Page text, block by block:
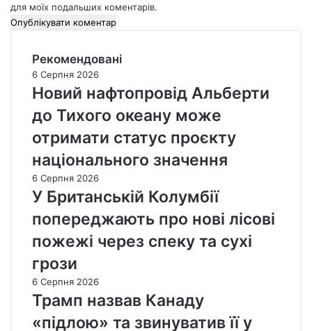
для моїх подальших коментарів.
Рекомендовані
6 Серпня 2026
Новий нафтопровід Альберти
до Тихого океану може
отримати статус проєкту
національного значення
6 Серпня 2026
У Британській Колумбії
попереджають про нові лісові
пожежі через спеку та сухі
грози
6 Серпня 2026
Трамп назвав Канаду
«підлою» та звинуватив її у